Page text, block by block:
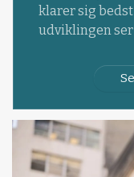
klarer sig
udviklingen ser